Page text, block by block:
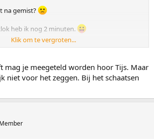
na gemist?
heb ik nog 2 minuten.
wat je ermee doet, ik ben opzich wel te laat.
Klik om te vergroten...
mag je meegeteld worden hoor Tijs. Maar
niet voor het zeggen. Bij het schaatsen